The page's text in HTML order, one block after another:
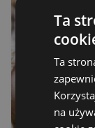
Ta
Ta
na